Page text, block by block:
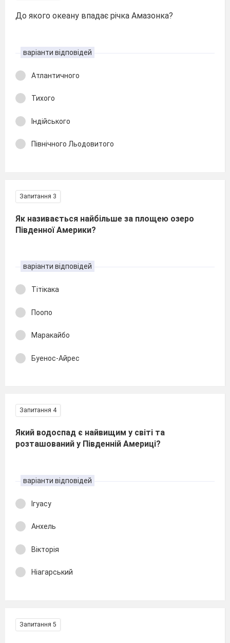
До якого океану впадає річка Амазонка?
варіанти відповідей
Атлантичного
Тихого
Індійського
Північного Льодовитого
Запитання 3
Як називається найбільше за площею озеро
Південної Америки?
варіанти відповідей
Тітікака
Поопо
Маракайбо
Буенос-Айрес
Запитання 4
Який водоспад є найвищим у світі та
розташований у Південній Америці?
варіанти відповідей
Ігуасу
Анхель
Вікторія
Ніагарський
Запитання 5